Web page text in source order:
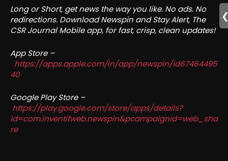
Long or Short, get news the way you like. No ads. No
redirections. Download Newspin and Stay Alert, The
CSR Journal Mobile app, for fast, crisp, clean updates!
App Store –
https://apps.apple.com/in/app/newspin/id67464495
40
Google Play Store –
https://play.google.com/store/apps/details?
id=com.inventifweb.newspin&pcampaignid=web_sha
re